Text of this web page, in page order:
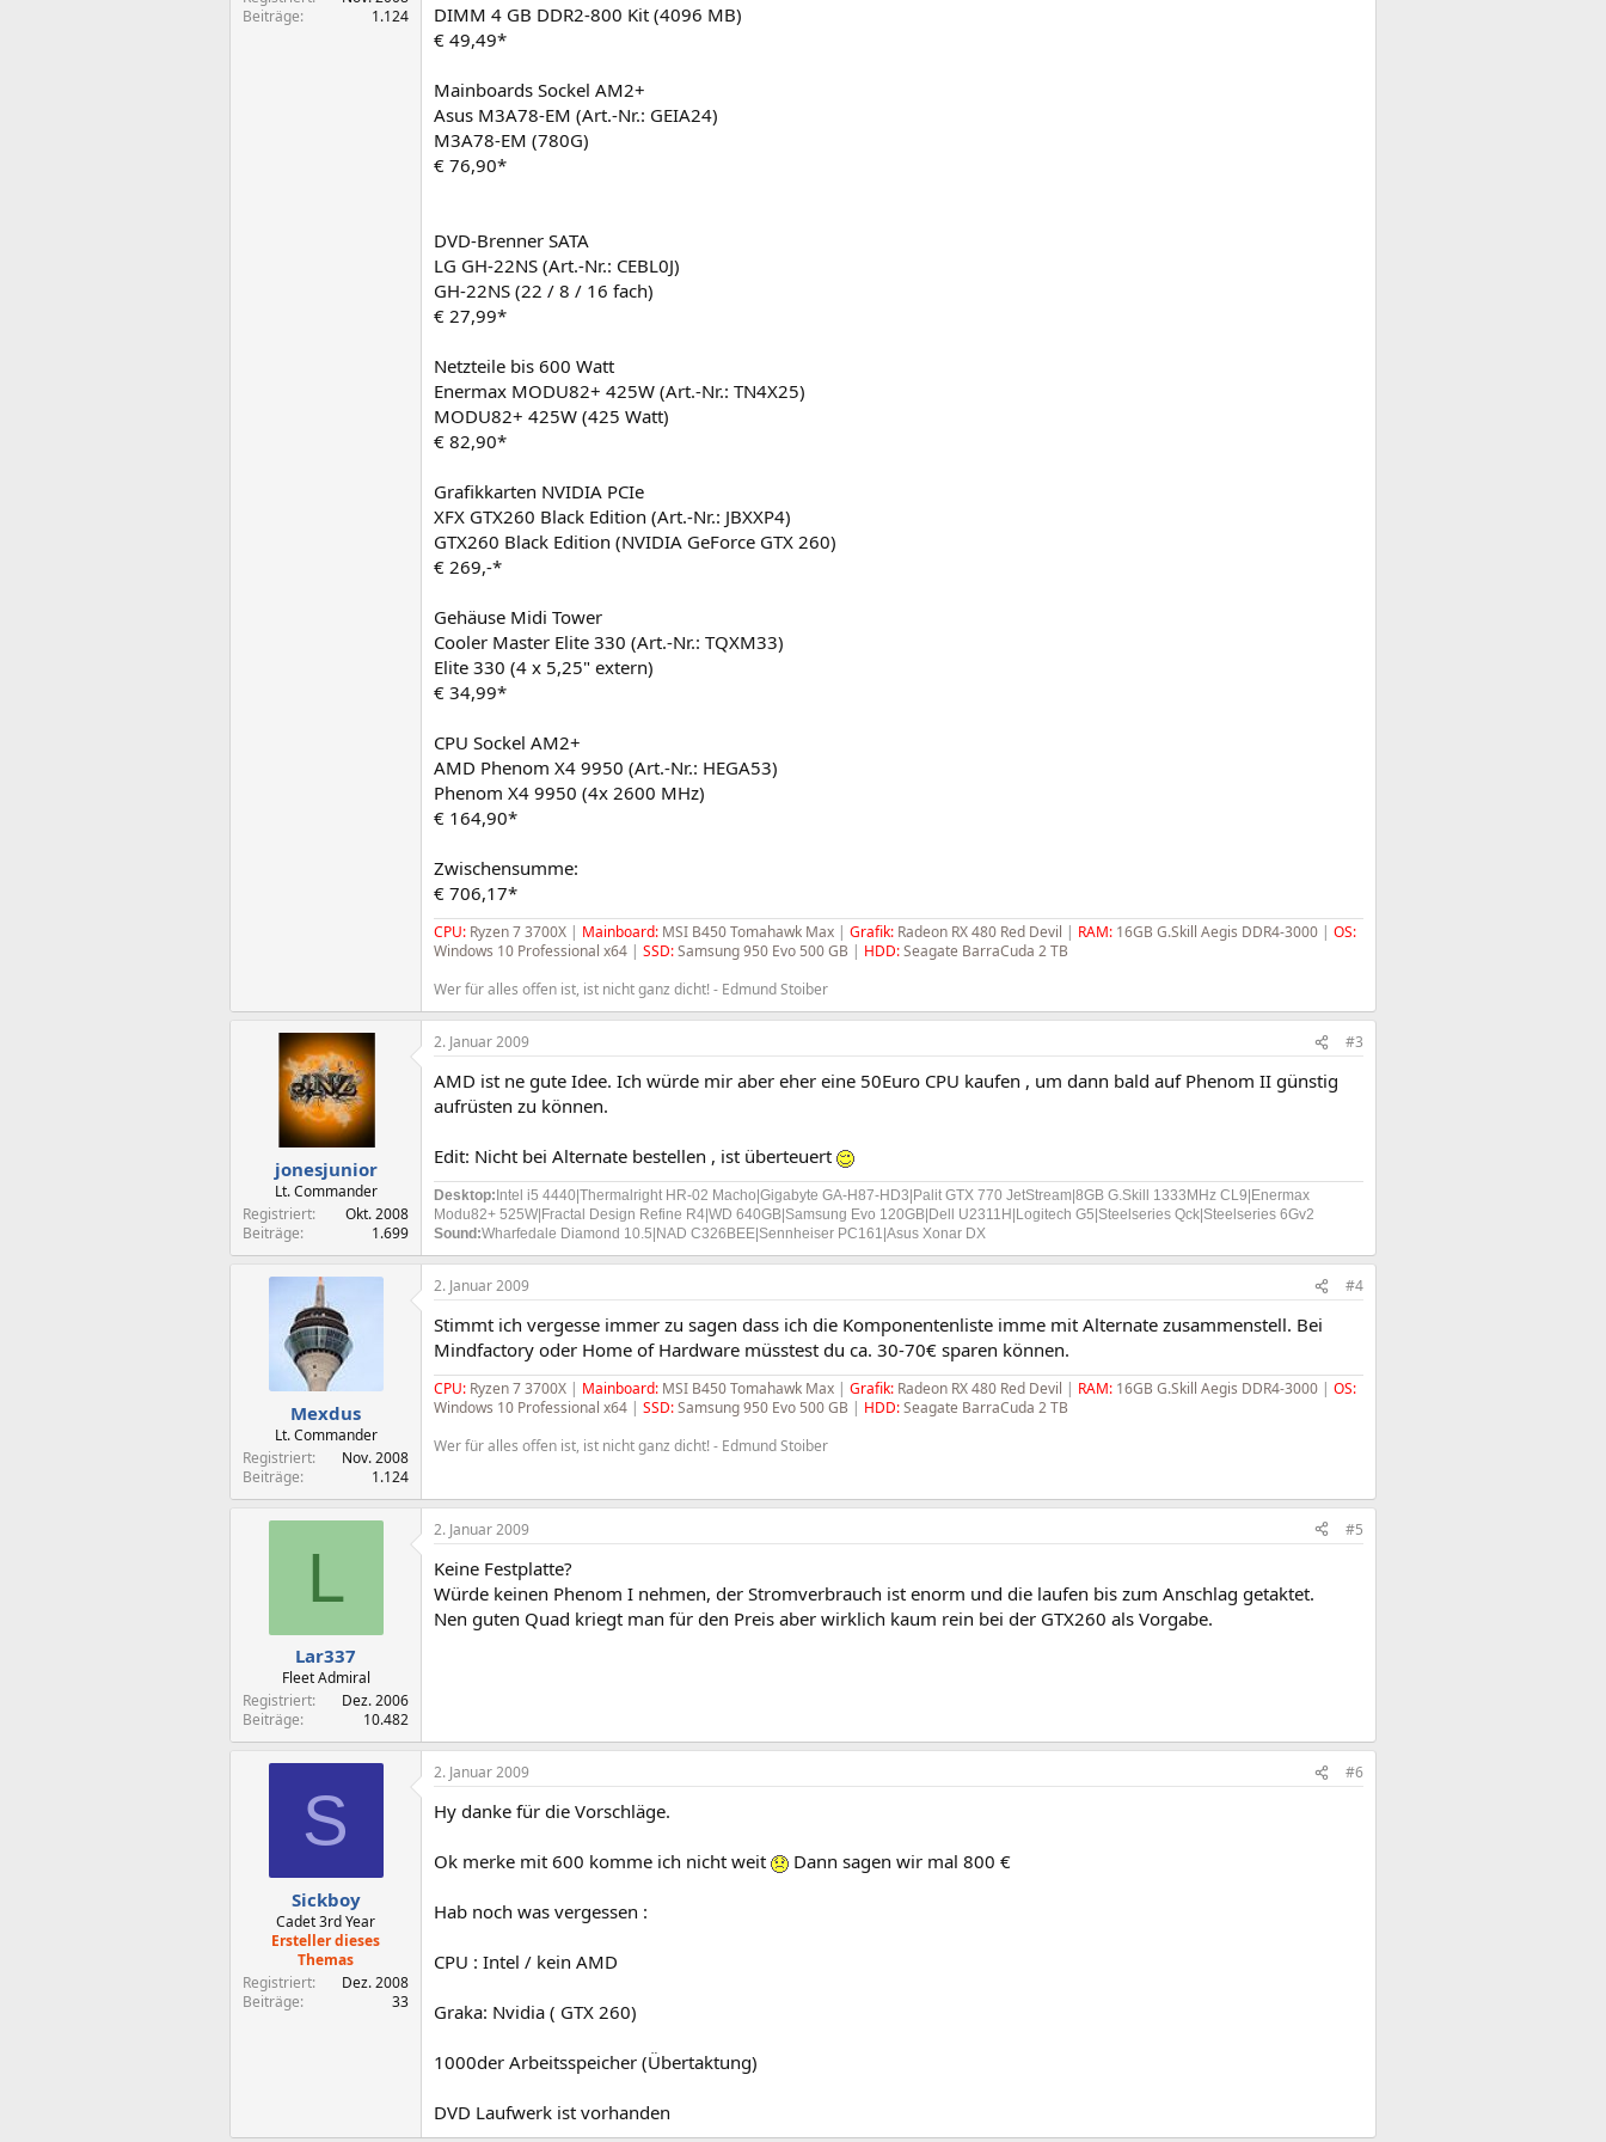
Beiträge
1.124
DIMM 4 GB DDR2-800 Kit (4096 MB)
€ 49,49*
Mainboards Sockel AM2+
Asus M3A78-EM (Art.-Nr.: GEIA24)
M3A78-EM (780G)
€ 76,90*
DVD-Brenner SATA
LG GH-22NS (Art.-Nr.: CEBL0J)
GH-22NS (22 / 8 / 16 fach)
€ 27,99*
Netzteile bis 600 Watt
Enermax MODU82+ 425W (Art.-Nr.: TN4X25)
MODU82+ 425W (425 Watt)
€ 82,90*
Grafikkarten NVIDIA PCIe
XFX GTX260 Black Edition (Art.-Nr.: JBXXP4)
GTX260 Black Edition (NVIDIA GeForce GTX 260)
€ 269,-*
Gehäuse Midi Tower
Cooler Master Elite 330 (Art.-Nr.: TQXM33)
Elite 330 (4 x 5,25" extern)
€ 34,99*
CPU Sockel AM2+
AMD Phenom X4 9950 (Art.-Nr.: HEGA53)
Phenom X4 9950 (4x 2600 MHz)
€ 164,90*
Zwischensumme:
€ 706,17*
CPU: Ryzen 7 3700X | Mainboard: MSI B450 Tomahawk Max | Grafik: Radeon RX 480 Red Devil | RAM: 16GB G.Skill Aegis DDR4-3000 | OS:
Windows 10 Professional x64 | SSD:Samsung 950 Evo 500 GB | HDD:Seagate BarraCuda 2 TB
Wer für alles offen ist, ist nicht ganz dicht! - Edmund Stoiber
jonesjunior
Lt. Commander
Registriert
Okt. 2008
Beiträge
1.699
2. Januar 2009 #3
AMD ist ne gute Idee. Ich würde mir aber eher eine 50Euro CPU kaufen , um dann bald auf Phenom II günstig
aufrüsten zu können.
Edit: Nicht bei Alternate bestellen , ist überteuert
Desktop: Intel i5 4440|Thermalright HR-02 Macho|Gigabyte GA-H87-HD3|Palit GTX 770 JetStream|8GB G.Skill 1333MHz CL9|Enermax
Modu82+ 525W|Fractal Design Refine R4|WD 640GB|Samsung Evo 120GB|Dell U2311H|Logitech G5|Steelseries Qck|Steelseries 6Gv2
Sound:Wharfedale Diamond 10.5|NAD C326BEE|Sennheiser PC161|Asus Xonar DX
Mexdus
Lt. Commander
Registriert
Nov. 2008
Beiträge
1.124
2. Januar 2009 #4
Stimmt ich vergesse immer zu sagen dass ich die Komponentenliste imme mit Alternate zusammenstell. Bei
Mindfactory oder Home of Hardware müsstest du ca. 30-70€ sparen können.
CPU: Ryzen 7 3700X | Mainboard: MSI B450 Tomahawk Max | Grafik: Radeon RX 480 Red Devil | RAM: 16GB G.Skill Aegis DDR4-3000 | OS:
Windows 10 Professional x64 | SSD:Samsung 950 Evo 500 GB | HDD:Seagate BarraCuda 2 TB
Wer für alles offen ist, ist nicht ganz dicht! - Edmund Stoiber
L
Lar337
Fleet Admiral
Registriert
Dez. 2006
Beiträge
10.482
2. Januar 2009 #5
Keine Festplatte?
Würde keinen Phenom I nehmen, der Stromverbrauch ist enorm und die laufen bis zum Anschlag getaktet.
Nen guten Quad kriegt man für den Preis aber wirklich kaum rein bei der GTX260 als Vorgabe.
S
Sickboy
Cadet 3rd Year
Ersteller dieses
Themas
Registriert
Dez. 2008
Beiträge
33
2. Januar 2009 #6
Hy danke für die Vorschläge.
Ok merke mit 600 komme ich nicht weit Dann sagen wir mal 800 €
Hab noch was vergessen :
CPU : Intel / kein AMD
Graka: Nvidia ( GTX 260)
1000der Arbeitsspeicher (Übertaktung)
DVD Laufwerk ist vorhanden